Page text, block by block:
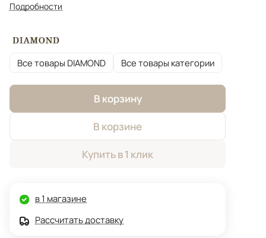
Подробности
Все товары DIAMOND Все товары категории
В корзину
В корзине
Купить в 1 клик
в 1 магазине
Рассчитать доставку